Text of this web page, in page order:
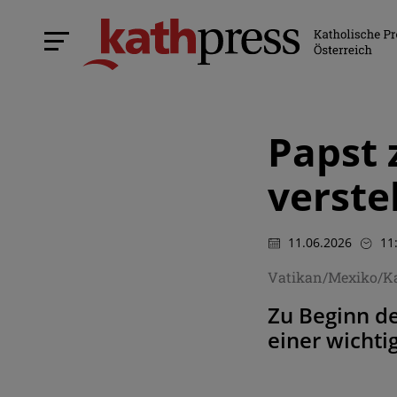
Papst
11.06.2026
Vatikan/Mexiko/
Zu Beginn
einer